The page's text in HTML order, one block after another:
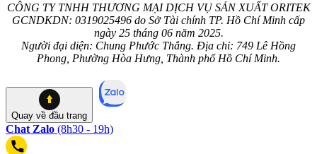
CÔNG TY TNHH THƯƠNG MẠI DỊCH VỤ SẢN XUẤT ORITEK
GCNDKDN: 0319025496 do Sở Tài chính TP. Hồ Chí Minh cấp
ngày 25 tháng 06 năm 2025.
Người đại diện: Chung Phước Thắng. Địa chỉ: 749 Lê Hồng
Phong, Phường Hòa Hưng, Thành phố Hồ Chí Minh.
Quay về đầu trang
Chat Zalo (8h30 - 19h)